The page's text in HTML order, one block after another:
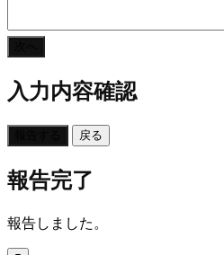
入力内容確認
戻る
報告完了
報告しました。